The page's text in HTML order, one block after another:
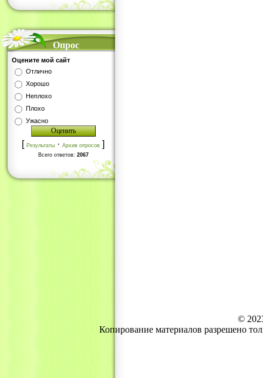
Опрос
Оцените мой сайт
Отлично
Хорошо
Неплохо
Плохо
Ужасно
[ Результаты · Архив опросов ]
Всего ответов: 2067
©
Копирование материалов разрешено